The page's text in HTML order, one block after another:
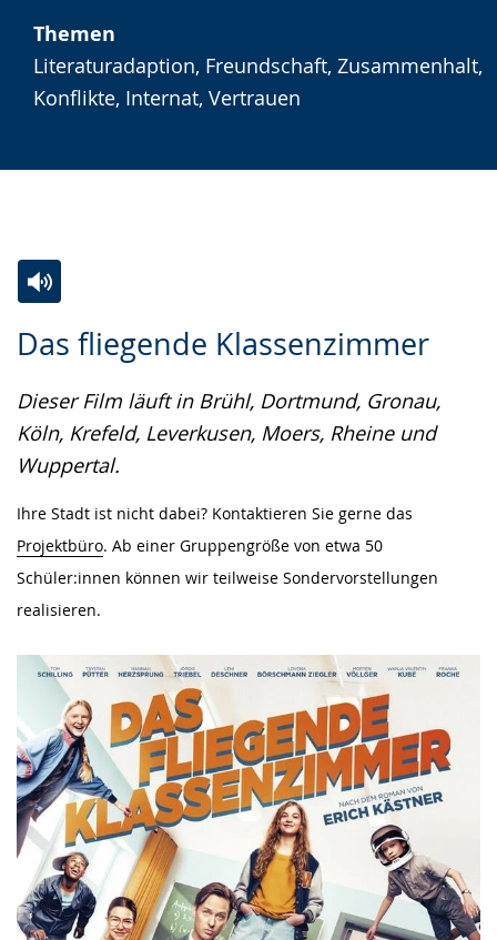
Themen
Literaturadaption, Freundschaft, Zusammenhalt,
Konflikte, Internat, Vertrauen
Das fliegende Klassenzimmer
Dieser Film läuft in Brühl, Dortmund, Gronau,
Köln, Krefeld, Leverkusen, Moers, Rheine und
Wuppertal.
Ihre Stadt ist nicht dabei? Kontaktieren Sie gerne das
Projektbüro. Ab einer Gruppengröße von etwa 50
Schüler:innen können wir teilweise Sondervorstellungen
realisieren.
Leichten
wechseln.
Audio-
Video
Deutscher
Gebärdensprache
wird
angezeigt.